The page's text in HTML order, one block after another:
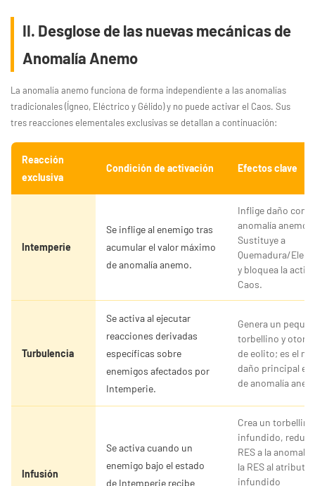
II. Desglose de las nuevas mecánicas de
Anomalía Anemo
La anomalía anemo funciona de forma independiente a las anomalías
tradicionales (Ígneo, Eléctrico y Gélido) y no puede activar el Caos. Sus
tres reacciones elementales exclusivas se detallan a continuación:
Reacción
exclusiva
Condición de activación Efectos clave
Intemperie
Se inflige al enemigo tras
acumular el valor máximo
de anomalía anemo.
Inflige daño
anomalía anemo.
Sustituye a
Quemadura/
y bloquea la
Caos.
Turbulencia
Se activa al ejecutar
reacciones derivadas
específicas sobre
enemigos afectados por
Intemperie.
Genera un
torbellino y
de eolito; es el
daño principal en
de anomalía
Infusión
Se activa cuando un
enemigo bajo el estado
de Intemperie recibe
Crea un torbellino
infundido,
RES a la
la RES al atributo
infundido